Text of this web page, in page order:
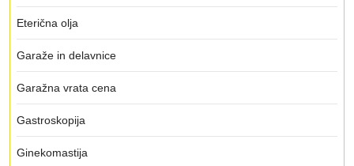
Eterična olja
Garaže in delavnice
Garažna vrata cena
Gastroskopija
Ginekomastija